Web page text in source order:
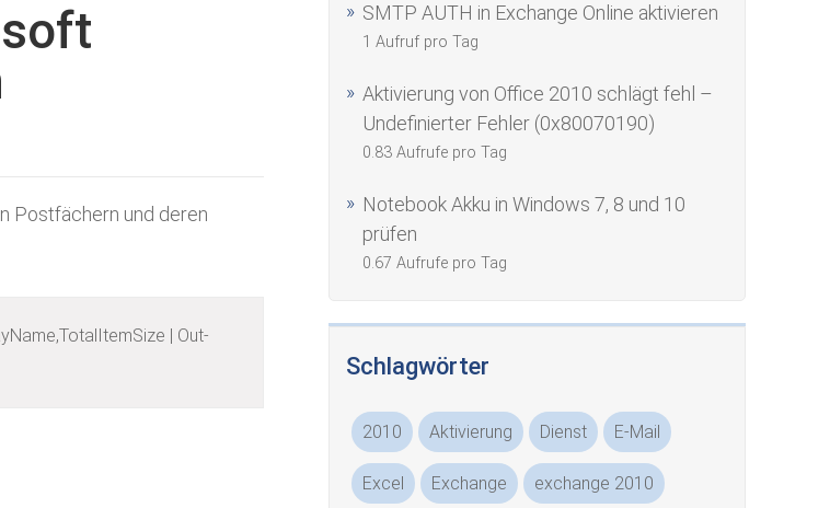
Postfächern und deren
| Out-
SMTP AUTH in Exchange Online aktivieren
1 Aufruf pro Tag
Aktivierung von Office 2010 schlägt fehl –
Undefinierter Fehler (0x80070190)
0.83 Aufrufe pro Tag
Notebook Akku in Windows 7, 8 und 10
prüfen
0.67 Aufrufe pro Tag
Schlagwörter
2010 Aktivierung Dienst E-Mail
Excel Exchange exchange 2010